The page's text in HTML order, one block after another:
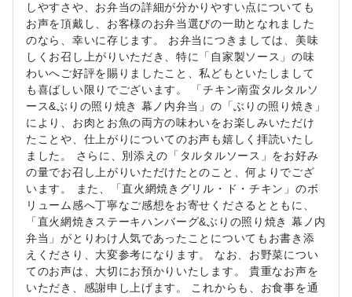
しやすさや、お弁当の詳細が分かりやすい点についても
お声を頂戴し、お客様のお弁当選びの一助となれました
のなら、幸いに存じます。 お弁当につきましては、美味
しくお召し上がりいただき、特に「自家製ソース」の味
わいへご好評を賜りましたこと、私どもといたしまして
も喜ばしい限りでございます。 「チキン南蛮タルタルソ
ース&ぶりの照り焼き 幕ノ内弁当」の「ぶりの照り焼き」
により、お肉とお魚の両方の味わいをお楽しみいただけ
たことや、仕上がりについてのお声も嬉しく拝読いたし
ました。 さらに、別添えの「タルタルソース」をお好み
の量でお召し上がりいただけたとのこと、何よりでござ
います。 また、「直火網焼きグリル・ド・チキン」のボ
リューム感へ丁寧なご感想をお寄せくださるとともに、
「直火網焼きステーキハンバーグ&ぶりの照り焼き 幕ノ内
弁当」がとりわけ人気であったことについてもお書き添
えくださり、大変参考になります。 なお、お野菜につい
てのお声は、大切にお預かりいたします。 貴重なお声を
いただき、感謝申し上げます。 これからも、お食事を通